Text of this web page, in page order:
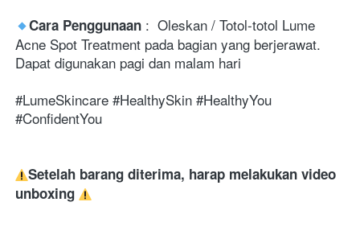
Cara Penggunaan :  Oleskan / Totol-totol Lume
Acne Spot Treatment pada bagian yang berjerawat.
Dapat digunakan pagi dan malam hari
#LumeSkincare #HealthySkin #HealthyYou
#ConfidentYou
Setelah barang diterima, harap melakukan video
unboxing